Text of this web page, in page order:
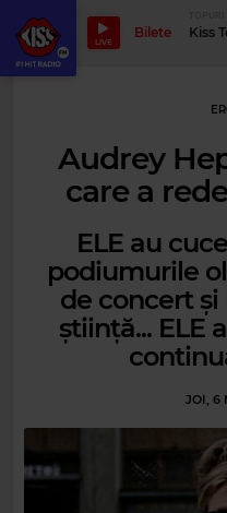
LIVE
Bilete Kiss
Audrey
care a
ELE au
podiumurile
de concert
știință... ELE
JOI, 6